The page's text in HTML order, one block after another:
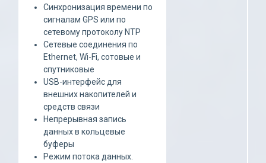
Синхронизация времени по
сигналам GPS или по
сетевому протоколу NTP
Сетевые соединения по
Ethernet, Wi-Fi, сотовые и
спутниковые
USB-интерфейс для
внешних накопителей и
средств связи
Непрерывная запись
данных в кольцевые
буферы
Режим потока данных.